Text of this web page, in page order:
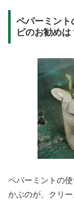
ペパーミント
ピのお勧めは
ペパーミントの
かぶのが、クリー